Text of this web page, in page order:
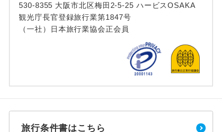
530-8355 大阪市北区梅田2-5-25 ハービスOSAKA
観光庁長官登録旅行業第1847号
（一社）日本旅行業協会正会員
旅行条件書はこちら